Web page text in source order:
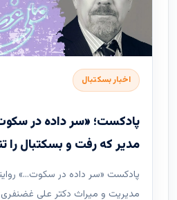
اخبار بسکتبال
پادکست؛ «سر داده در
مدیر که رفت و بسکتبال را
پادکست «سر داده در سکوت…»
مدیریت و میراث دکتر علی